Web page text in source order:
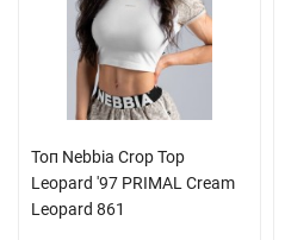
Топ Nebbia Crop Top
Leopard '97 PRIMAL Cream
Leopard 861